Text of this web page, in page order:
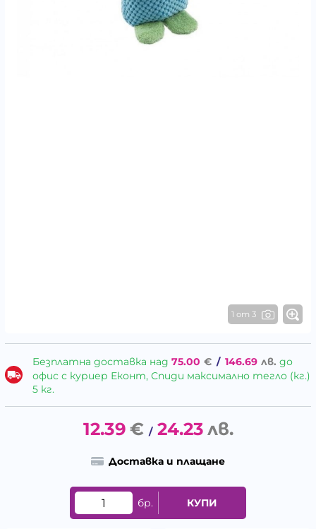
1 от 3
Безплатна доставка над 75.00 € / 146.69 лв. до
офис с куриер Еконт, Спиди максимално тегло (кг.)
5 кг.
12.39 € / 24.23 лв.
Доставка и плащане
бр. КУПИ